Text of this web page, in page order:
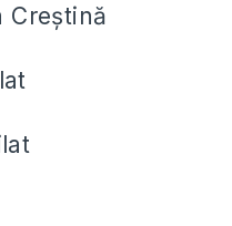
Creștină